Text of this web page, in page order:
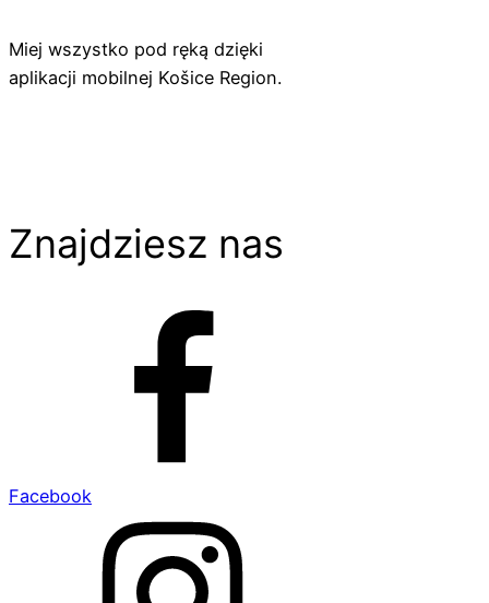
Miej wszystko pod ręką dzięki
aplikacji mobilnej Košice Region.
Znajdziesz nas
Facebook